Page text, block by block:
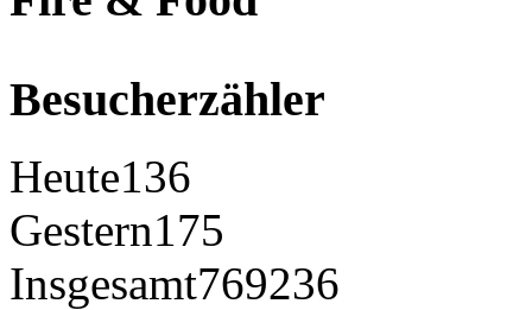
Besucherzähler
Heute136
Gestern175
Insgesamt769236